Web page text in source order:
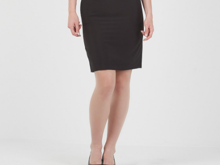
Créer une liste d'envies
Connexion